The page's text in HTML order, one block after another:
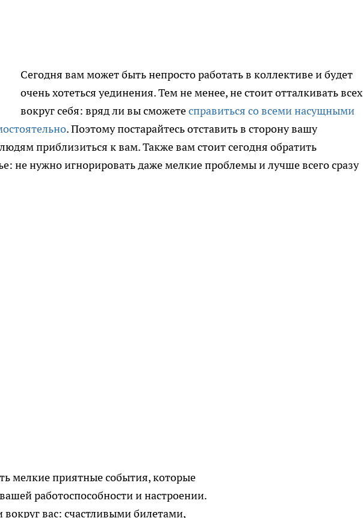
Сегодня вам может быть непросто работать в коллективе и будет
очень хотеться уединения. Тем не менее, не стоит отталкивать всех
вокруг себя: вряд ли вы сможетесправиться со всеми насущными
. Поэтому постарайтесь отставить в сторону вашу
приблизиться к вам. Также вам стоит сегодня обратить
не нужно игнорировать даже мелкие проблемы и лучше всего сразу
мелкие приятные события, которые
работоспособности и настроении.
вокруг вас: счастливыми билетами,